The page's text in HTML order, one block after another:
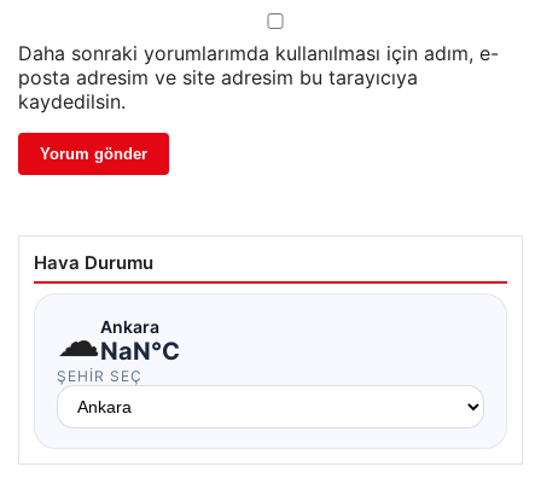
Daha sonraki yorumlarımda kullanılması için adım, e-
posta adresim ve site adresim bu tarayıcıya
kaydedilsin.
Hava Durumu
☁Ankara
NaN°C
ŞEHIR SEÇ